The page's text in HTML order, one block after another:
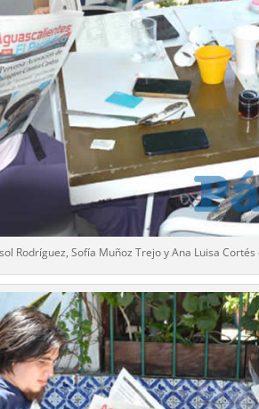
Rodríguez, Sofía Muñoz Trejo y Ana Luisa